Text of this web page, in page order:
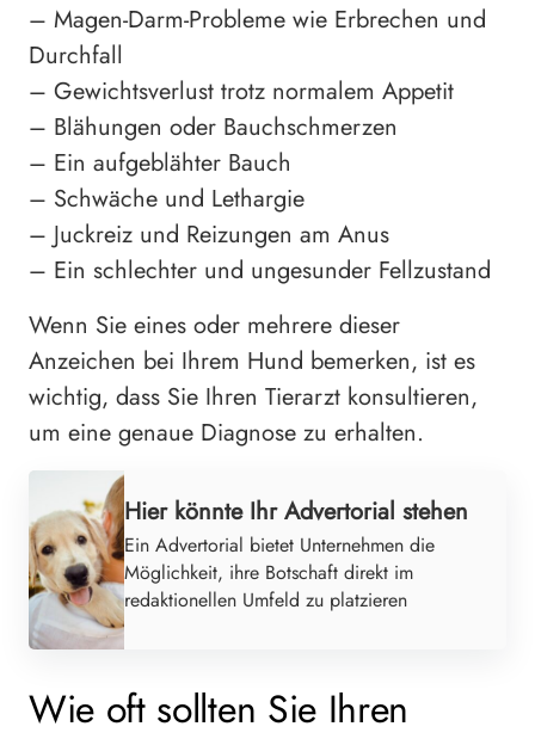
– Magen-Darm-Probleme wie Erbrechen und
Durchfall
– Gewichtsverlust trotz normalem Appetit
– Blähungen oder Bauchschmerzen
– Ein aufgeblähter Bauch
– Schwäche und Lethargie
– Juckreiz und Reizungen am Anus
– Ein schlechter und ungesunder Fellzustand
Wenn Sie eines oder mehrere dieser
Anzeichen bei Ihrem Hund bemerken, ist es
wichtig, dass Sie Ihren Tierarzt konsultieren,
um eine genaue Diagnose zu erhalten.
Hier könnte Ihr Advertorial stehen
Ein Advertorial bietet Unternehmen die
Möglichkeit, ihre Botschaft direkt im
redaktionellen Umfeld zu platzieren
Wie oft sollten Sie Ihren